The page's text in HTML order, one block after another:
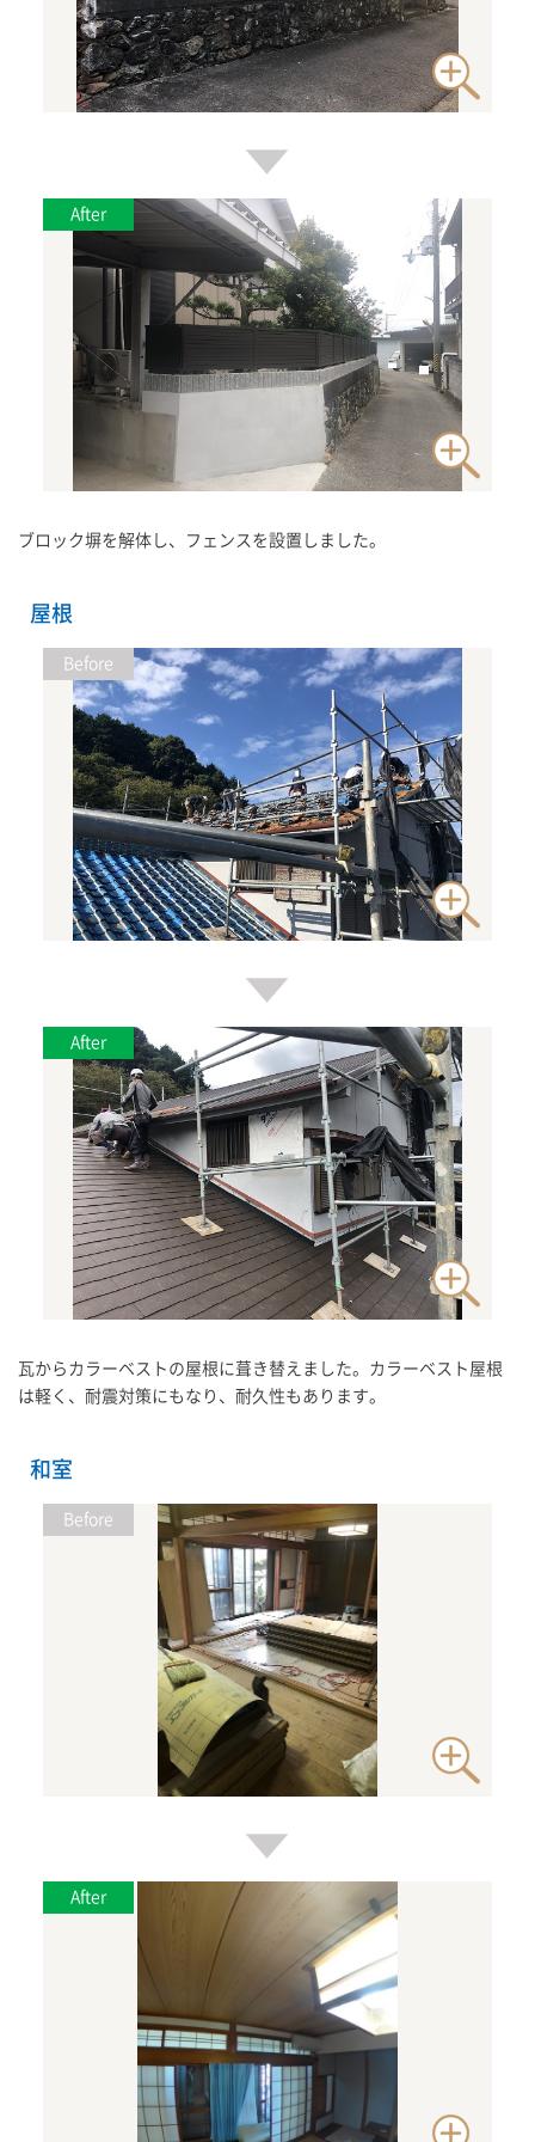
ブロック塀を解体し、フェンスを設置しました。
屋根
瓦からカラーベストの屋根に葺き替えました。カラーベスト屋根
は軽く、耐震対策にもなり、耐久性もあります。
和室